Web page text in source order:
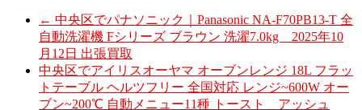
← 中央区でパナソニック｜Panasonic NA-F70PB13-T 全
自動洗濯機 Fシリーズ ブラウン 洗濯7.0kg 2025年10
月12日 出張買取
中央区でアイリスオーヤマ オーブンレンジ 18L フラッ
トテーブル ヘルツフリー 全国対応 レンジ~600W オー
ブン~200℃ 自動メニュー11種 トースト アッシュ